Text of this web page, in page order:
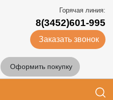
Горячая линия:
8(3452)601-995
Заказать звонок
Оформить покупку